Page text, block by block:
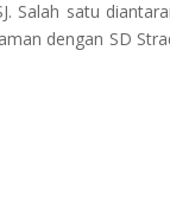
Salah satu
dengan SD